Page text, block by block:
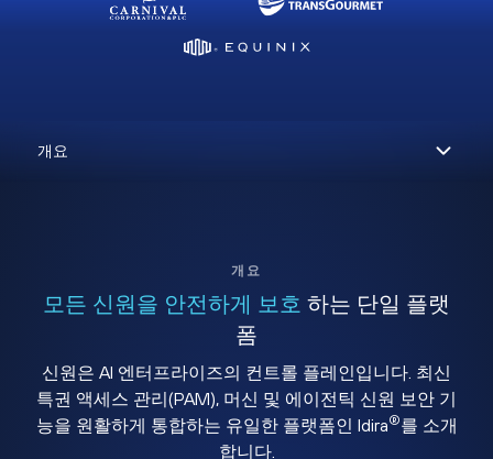
개요
모든 신원을 안전하게 보호 하는 단일 플랫
폼
신원은 AI 엔터프라이즈의 컨트롤 플레인입니다. 최신
특권 액세스 관리(PAM), 머신 및 에이전틱 신원 보안 기
능을 원활하게 통합하는 유일한 플랫폼인 Idira®를 소개
합니다.